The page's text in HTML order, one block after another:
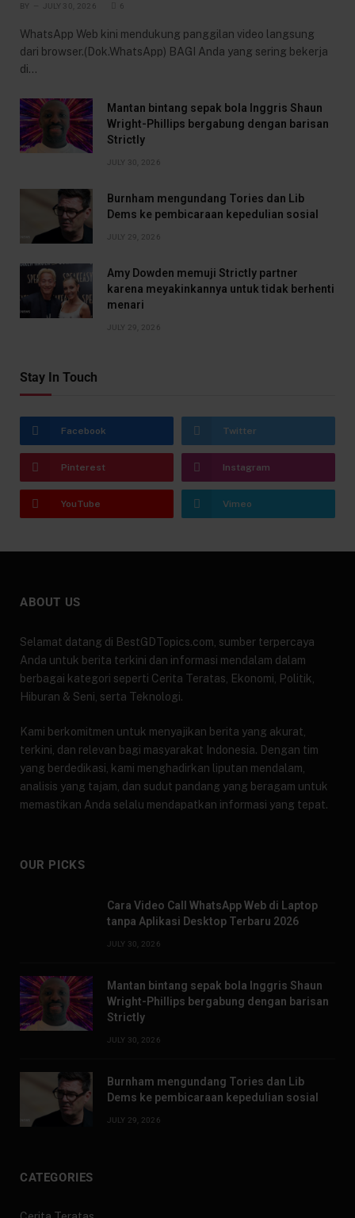
BY JULY 30, 2026 6
WhatsApp Web kini mendukung panggilan video langsung
dari browser.(Dok.WhatsApp) BAGI Anda yang sering bekerja
di…
Mantan bintang sepak bola Inggris Shaun
Wright-Phillips bergabung dengan barisan
Strictly
JULY 30, 2026
Burnham mengundang Tories dan Lib
Dems ke pembicaraan kepedulian sosial
JULY 29, 2026
Amy Dowden memuji Strictly partner
karena meyakinkannya untuk tidak berhenti
menari
JULY 29, 2026
Stay In Touch
Facebook Twitter
Pinterest Instagram
YouTube Vimeo
ABOUT US
Selamat datang di BestGDTopics.com, sumber terpercaya
Anda untuk berita terkini dan informasi mendalam dalam
berbagai kategori seperti Cerita Teratas, Ekonomi, Politik,
Hiburan & Seni, serta Teknologi.
Kami berkomitmen untuk menyajikan berita yang akurat,
terkini, dan relevan bagi masyarakat Indonesia. Dengan tim
yang berdedikasi, kami menghadirkan liputan mendalam,
analisis yang tajam, dan sudut pandang yang beragam untuk
memastikan Anda selalu mendapatkan informasi yang tepat.
OUR PICKS
Cara Video Call WhatsApp Web di Laptop
tanpa Aplikasi Desktop Terbaru 2026
JULY 30, 2026
Mantan bintang sepak bola Inggris Shaun
Wright-Phillips bergabung dengan barisan
Strictly
JULY 30, 2026
Burnham mengundang Tories dan Lib
Dems ke pembicaraan kepedulian sosial
JULY 29, 2026
CATEGORIES